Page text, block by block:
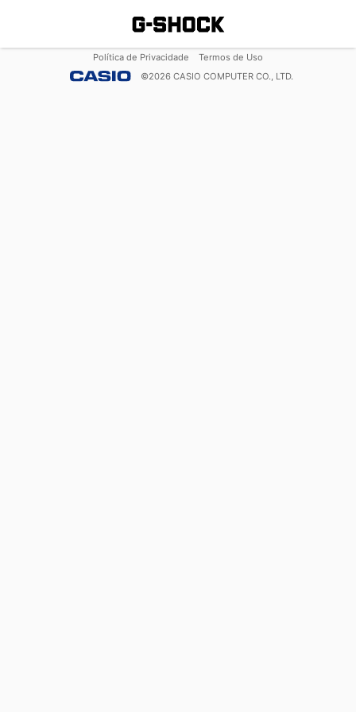
Política de Privacidade
Termos de Uso
©2026 CASIO COMPUTER CO., LTD.